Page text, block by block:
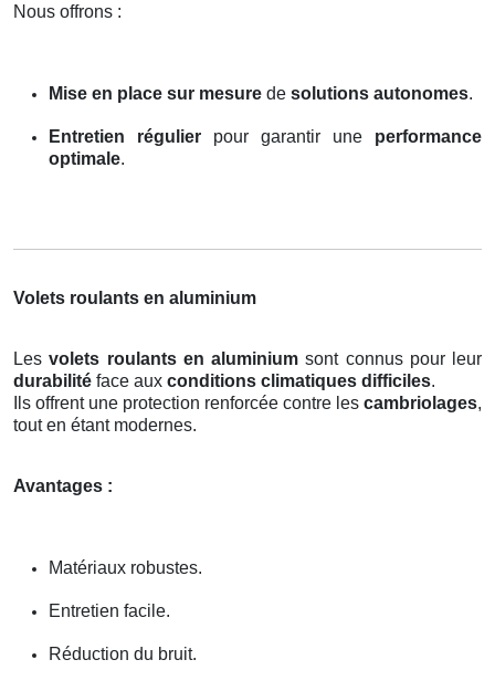
Nous offrons :
Mise en place sur mesure de solutions autonomes.
Entretien régulier pour garantir une performance
optimale.
Volets roulants en aluminium
Lesvolets roulants en aluminium sont connus pour leur
durabilité face aux conditions climatiques difficiles.
Ils offrent une protection renforcée contre les cambriolages,
tout en étant modernes.
Avantages :
Matériaux robustes.
Entretien facile.
Réduction du bruit.